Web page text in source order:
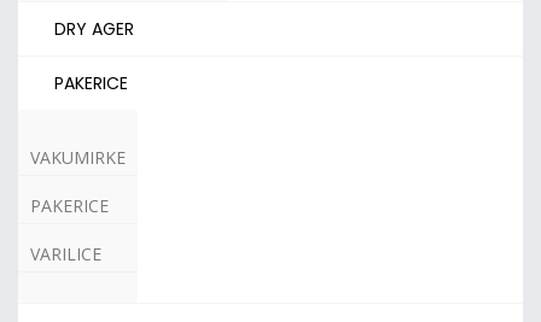
DRY AGER
PAKERICE
VAKUMIRKE
PAKERICE
VARILICE